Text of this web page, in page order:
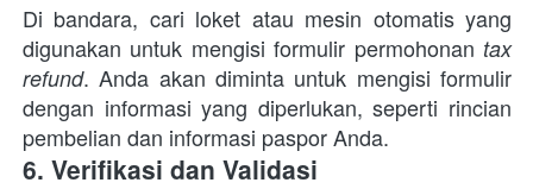
Di bandara, cari loket atau mesin otomatis yang
digunakan untuk mengisi formulir permohonan tax
refund. Anda akan diminta untuk mengisi formulir
dengan informasi yang diperlukan, seperti rincian
pembelian dan informasi paspor Anda.
6. Verifikasi dan Validasi